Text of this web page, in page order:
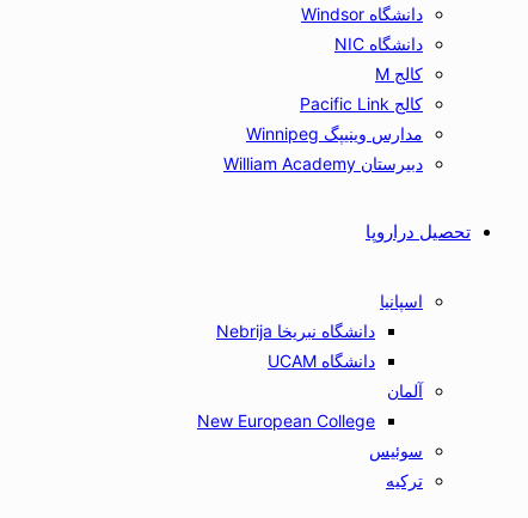
دانشگاه Windsor
دانشگاه NIC
کالج M
کالج Pacific Link
مدارس وینیپگ Winnipeg
دبیرستان William Academy
تحصیل دراروپا
اسپانیا
دانشگاه نبریخا Nebrija
دانشگاه UCAM
آلمان
New European College
سوئیس
ترکیه